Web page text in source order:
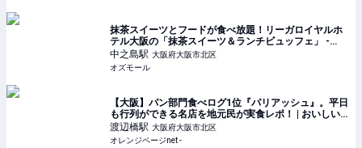
抹茶スイーツとフードが食べ放題！リーガロイヤルホ
テル大阪の「抹茶スイーツ＆ランチビュッフェ」 -
OZmall
中之島駅 大阪府大阪市北区
オズモール
【大阪】パン部門食べログ1位『パリアッシュ』。平日
も行列ができる名店を地元民が実食レポ！ | おいしい
もの発見 | オレンジページnet
渡辺橋駅 大阪府大阪市北区
オレンジページnet -